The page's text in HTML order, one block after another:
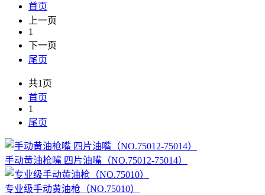
首页
上一页
1
下一页
尾页
共1页
首页
1
尾页
手动黄油枪嘴 四片油嘴（NO.75012-75014）
专业级手动黄油枪（NO.75010）